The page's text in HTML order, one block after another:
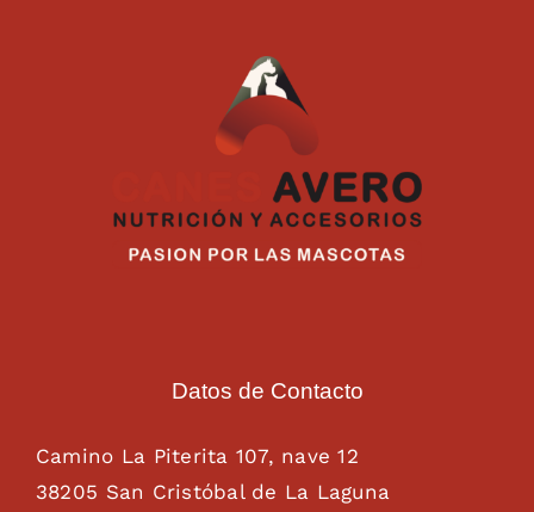
Datos de Contacto
Camino La Piterita 107, nave 12
38205 San Cristóbal de La Laguna